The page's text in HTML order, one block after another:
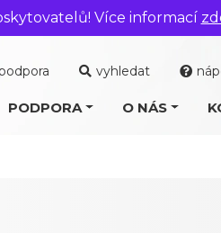
Více informací
vyhledat
PODPORA O NÁS